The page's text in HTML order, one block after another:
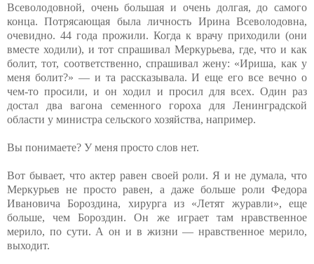
Всеволодовной, очень большая и очень долгая, до самого
конца. Потрясающая была личность Ирина Всеволодовна,
очевидно. 44 года прожили. Когда к врачу приходили (они
вместе ходили), и тот спрашивал Меркурьева, где, что и как
болит, тот, соответственно, спрашивал жену: «Ириша, как у
меня болит?» — и та рассказывала. И еще его все вечно о
чем-то просили, и он ходил и просил для всех. Один раз
достал два вагона семенного гороха для Ленинградской
области у министра сельского хозяйства, например.
Вы понимаете? У меня просто слов нет.
Вот бывает, что актер равен своей роли. Я и не думала, что
Меркурьев не просто равен, а даже больше роли Федора
Ивановича Бороздина, хирурга из «Летят журавли», еще
больше, чем Бороздин. Он же играет там нравственное
мерило, по сути. А он и в жизни — нравственное мерило,
выходит.